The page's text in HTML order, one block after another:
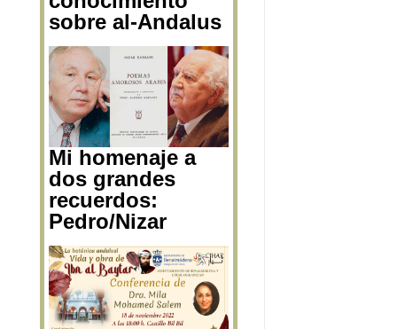
Arqueología:
investigación y
difusión del
conocimiento
sobre al-Andalus
Mi homenaje a
dos grandes
recuerdos:
Pedro/Nizar